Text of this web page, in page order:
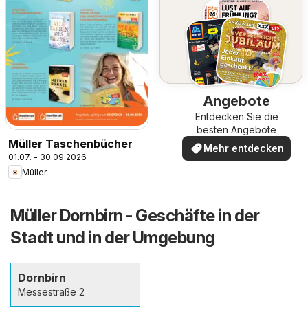
Müller Taschenbücher
01.07. - 30.09.2026
Müller
Angebote
Entdecken Sie die
besten Angebote
Mehr entdecken
Müller Dornbirn - Geschäfte in der
Stadt und in der Umgebung
Dornbirn
Messestraße 2